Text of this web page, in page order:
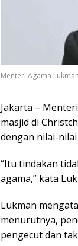
Menteri Agama
Jakarta –
masjid di
dengan nilai-nilai
“Itu tindakan
agama,” kata
Lukman
menurutnya,
pengecut dan